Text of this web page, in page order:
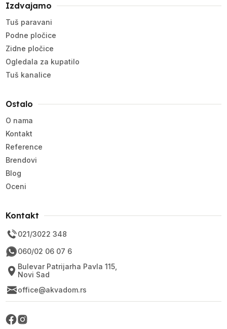
Izdvajamo
Tuš paravani
Podne pločice
Zidne pločice
Ogledala za kupatilo
Tuš kanalice
Ostalo
O nama
Kontakt
Reference
Brendovi
Blog
Oceni
Kontakt
021/3022 348
060/02 06 07 6
Bulevar Patrijarha Pavla 115,
Novi Sad
office@akvadom.rs